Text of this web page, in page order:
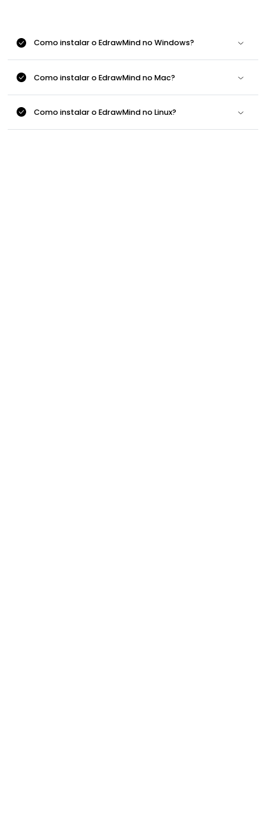
Como instalar o EdrawMind no Windows?
Como instalar o EdrawMind no Mac?
Como instalar o EdrawMind no Linux?